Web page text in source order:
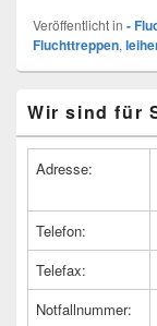
Veröffentlicht in -
Fluchttreppen,
Seitenleisten
Widget-
Wir sind für
Adresse:
Telefon:
Telefax:
Notfallnummer: